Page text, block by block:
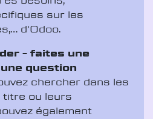
sur les
d'Odoo.
- faites une
question
chercher dans les
titre ou leurs
également